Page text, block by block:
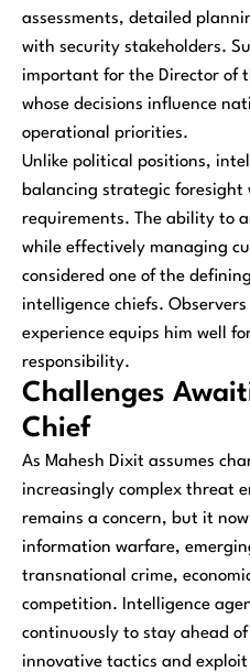
assessments, detailed
with security stakeholders.
important for the Director of
whose decisions influence
operational priorities.
Unlike political positions,
balancing strategic foresight
requirements. The ability to
while effectively managing
considered one of the
intelligence chiefs.
experience equips him well
responsibility.
Challenges
Chief
As Mahesh Dixit assumes
increasingly complex threat
remains a concern, but it
information warfare,
transnational crime,
competition. Intelligence
continuously to stay ahead
innovative tactics and exploit